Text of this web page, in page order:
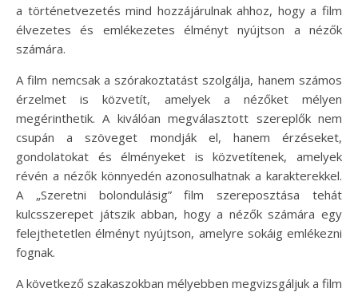
a történetvezetés mind hozzájárulnak ahhoz, hogy a film
élvezetes és emlékezetes élményt nyújtson a nézők
számára.
A film nemcsak a szórakoztatást szolgálja, hanem számos
érzelmet is közvetít, amelyek a nézőket mélyen
megérinthetik. A kiválóan megválasztott szereplők nem
csupán a szöveget mondják el, hanem érzéseket,
gondolatokat és élményeket is közvetítenek, amelyek
révén a nézők könnyedén azonosulhatnak a karakterekkel.
A „Szeretni bolondulásig” film szereposztása tehát
kulcsszerepet játszik abban, hogy a nézők számára egy
felejthetetlen élményt nyújtson, amelyre sokáig emlékezni
fognak.
A következő szakaszokban mélyebben megvizsgáljuk a film